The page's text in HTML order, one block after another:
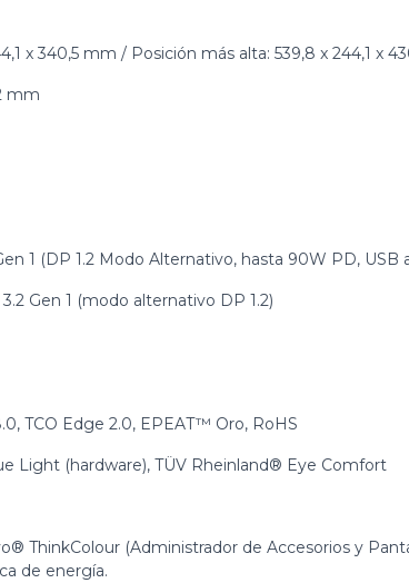
x 340,5 mm / Posición más alta: 539,8 x 244,1 x
mm
1 (DP 1.2 Modo Alternativo, hasta 90W PD, USB
3.2 Gen 1 (modo alternativo DP 1.2)
TCO Edge 2.0, EPEAT™ Oro, RoHS
Light (hardware), TÜV Rheinland® Eye Comfort
ThinkColour (Administrador de Accesorios y
de energía.